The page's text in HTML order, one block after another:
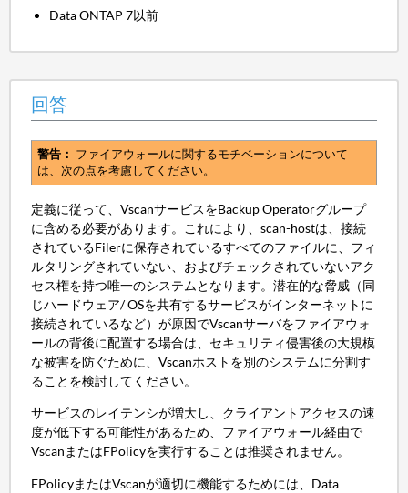
Data ONTAP 7以前
回答
警告： ファイアウォールに関するモチベーションについて
は、次の点を考慮してください。
定義に従って、VscanサービスをBackup Operatorグループ
に含める必要があります。これにより、scan-hostは、接続
されているFilerに保存されているすべてのファイルに、フィ
ルタリングされていない、およびチェックされていないアク
セス権を持つ唯一のシステムとなります。潜在的な脅威（同
じハードウェア/ OSを共有するサービスがインターネットに
接続されているなど）が原因でVscanサーバをファイアウォ
ールの背後に配置する場合は、セキュリティ侵害後の大規模
な被害を防ぐために、Vscanホストを別のシステムに分割す
ることを検討してください。
サービスのレイテンシが増大し、クライアントアクセスの速
度が低下する可能性があるため、ファイアウォール経由で
VscanまたはFPolicyを実行することは推奨されません。
FPolicyまたはVscanが適切に機能するためには、Data